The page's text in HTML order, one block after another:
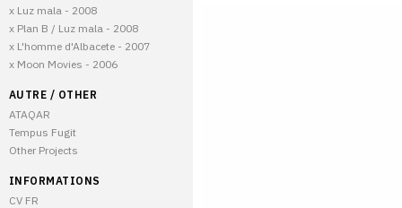
x Luz mala - 2008
x Plan B / Luz mala - 2008
x L'homme d'Albacete - 2007
x Moon Movies - 2006
AUTRE / OTHER
ATAQAR
Tempus Fugit
Other Projects
INFORMATIONS
CV FR